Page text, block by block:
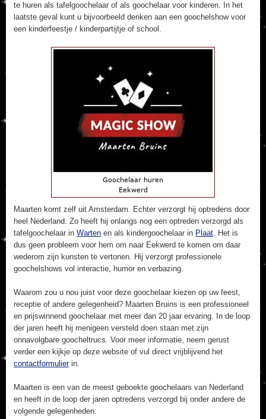
te huren als tafelgoochelaar of als goochelaar voor kinderen. In het
laatste geval kunt u bijvoorbeeld denken aan een goochelshow voor
een kinderfeestje / kinderpartijtje of school.
Maarten komt zelf uit Amsterdam. Echter verzorgt hij optredens door
heel Nederland. Zo heeft hij onlangs nog een optreden verzorgd als
tafelgoochelaar in Warten en als kindergoochelaar in Plaat. Het is
dus geen probleem voor hem om naar Eekwerd te komen om daar
wederom zijn kunsten te vertonen. Hij verzorgt professionele
goochelshows vol interactie, humor en verbazing.
Waarom zou u nou juist voor deze goochelaar kiezen op uw feest,
receptie of andere gelegenheid? Maarten Bruins is een professioneel
en prijswinnend goochelaar met meer dan 20 jaar ervaring. In de loop
der jaren heeft hij menigeen versteld doen staan met zijn
onnavolgbare goocheltrucs. Voor meer informatie, neem gerust
verder een kijkje op deze website of vul direct vrijblijvend het
contactformulierin.
Maarten is een van de meest geboekte goochelaars van Nederland
en heeft in de loop der jaren optredens verzorgd bij onder andere de
volgende gelegenheden: